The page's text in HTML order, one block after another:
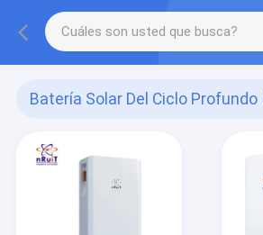
Batería Solar Del Ciclo Profundo